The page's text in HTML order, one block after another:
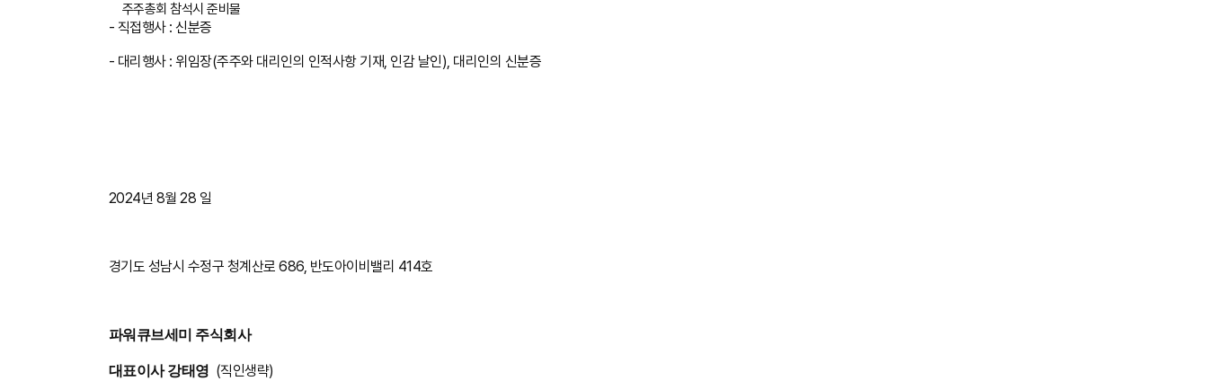
주주총회 참석시 준비물
- 직접행사 : 신분증
- 대리행사 : 위임장(주주와 대리인의 인적사항 기재, 인감 날인), 대리인의 신분증
2024년 8월 28 일
경기도 성남시 수정구 청계산로 686, 반도아이비밸리 414호
파워큐브세미 주식회사
대표이사 강태영 (직인생략)